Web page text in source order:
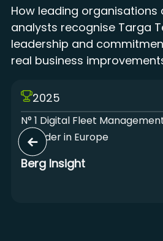
How leading organisations
analysts recognise Targa
leadership and
real business
2025
N° 1 Digital Fleet
Provider in Europe
Berg Insight